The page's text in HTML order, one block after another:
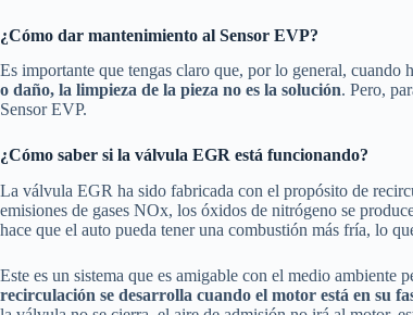
¿Cómo dar mantenimiento al Sensor EVP?
Es importante que tengas claro que, por lo general,
o daño, la limpieza de la pieza no es la solución. Pero,
Sensor EVP.
¿Cómo saber si la válvula EGR está funcionando?
La válvula EGR ha sido fabricada con el propósito de
emisiones de gases NOx, los óxidos de nitrógeno se
hace que el auto pueda tener una combustión más fría, lo
Este es un sistema que es amigable con el medio
recirculación se desarrolla cuando el motor está en su